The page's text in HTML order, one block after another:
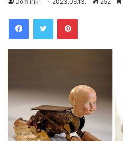
Pinterest